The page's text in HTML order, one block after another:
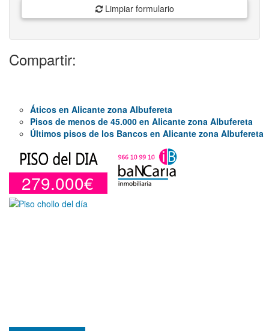
Limpiar formulario
Compartir:
Áticos en Alicante zona Albufereta
Pisos de menos de 45.000 en Alicante zona Albufereta
Últimos pisos de los Bancos en Alicante zona Albufereta
279.000€